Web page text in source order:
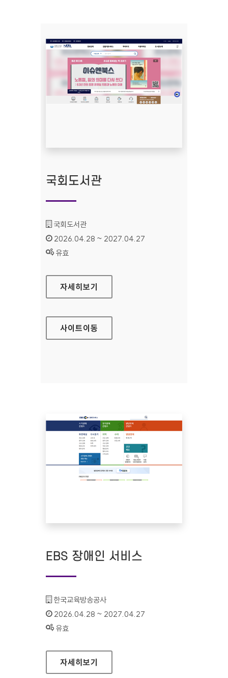
국회도서관
기관명 :
국회도서관
인증기간 :
2026.04.28 ~ 2027.04.27
상태 :
유효
국회도서관
자세히보기
사이트이동
EBS 장애인 서비스
기관명 :
한국교육방송공사
인증기간 :
2026.04.28 ~ 2027.04.27
상태 :
유효
EBS 장애인 서비스
자세히보기